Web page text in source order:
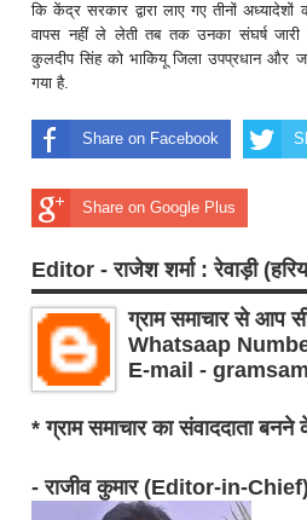
कि केंद्र सरकार द्वारा लाए गए तीनों
वापस नहीं ले लेती तब तक उनका संघर्ष जारी
कुलदीप सिंह को भाकियू जिला उपप्रधान और
गया है.
Share on Facebook
Share on Google Plus
Editor - राजेश शर्मा : रेवाड़ी
ग्राम समाचार से आप
Whatsaap
E-mail -
* ग्राम समाचार का संवाददाता
- राजीव कुमार (Editor-in-Chief)